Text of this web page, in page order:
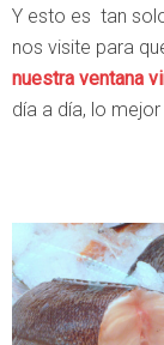
Y esto es tan
nos visite para
nuestra ventana
día a día, lo